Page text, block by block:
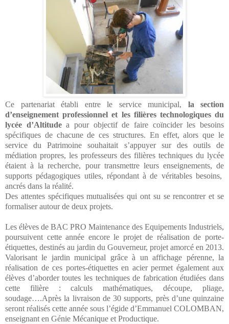
Ce partenariat établi entre le service municipal, la section
d’enseignement professionnel et les filières technologiques du
lycée d’Altitudea pour objectif de faire coïncider les besoins
spécifiques de chacune de ces structures. En effet, alors que le
service du Patrimoine souhaitait s’appuyer sur des outils de
médiation propres, les professeurs des filières techniques du lycée
étaient à la recherche, pour transmettre leurs enseignements, de
supports pédagogiques utiles, répondant à de véritables besoins,
ancrés dans la réalité.
Des attentes spécifiques mutualisées qui ont su se rencontrer et se
formaliser autour de deux projets.
Les élèves de BAC PRO Maintenance des Equipements Industriels,
poursuivent cette année encore le projet de réalisation de porte-
étiquettes, destinés au jardin du Gouverneur, projet amorcé en 2013.
Valorisant le jardin municipal grâce à un affichage pérenne, la
réalisation de ces portes-étiquettes en acier permet également aux
élèves d’aborder toutes les techniques de fabrication étudiées dans
cette filière : calculs mathématiques, découpe, pliage,
soudage….Après la livraison de 30 supports, près d’une quinzaine
seront réalisés cette année sous l’égide d’Emmanuel COLOMBAN,
enseignant en Génie Mécanique et Productique.